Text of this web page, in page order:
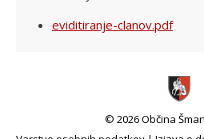
eviditiranje-clanov.pdf
© 2026 Občina